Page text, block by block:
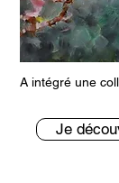
A intégré une
Je